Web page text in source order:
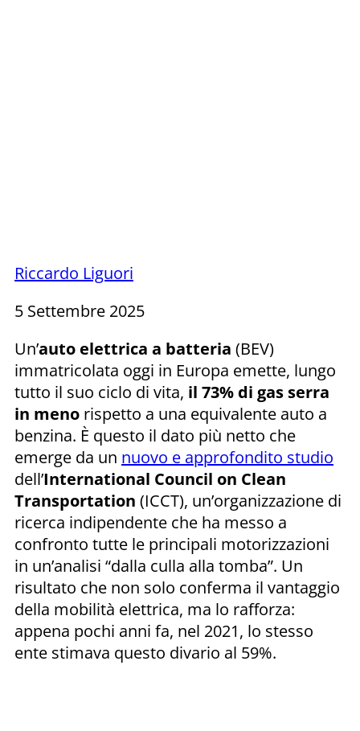
Riccardo Liguori
5 Settembre 2025
Un’auto elettrica a batteria (BEV)
immatricolata oggi in Europa emette, lungo
tutto il suo ciclo di vita, il 73% di gas serra
in meno rispetto a una equivalente auto a
benzina. È questo il dato più netto che
emerge da un nuovo e approfondito studio
dell’International Council on Clean
Transportation (ICCT), un’organizzazione di
ricerca indipendente che ha messo a
confronto tutte le principali motorizzazioni
in un’analisi “dalla culla alla tomba”. Un
risultato che non solo conferma il vantaggio
della mobilità elettrica, ma lo rafforza:
appena pochi anni fa, nel 2021, lo stesso
ente stimava questo divario al 59%.